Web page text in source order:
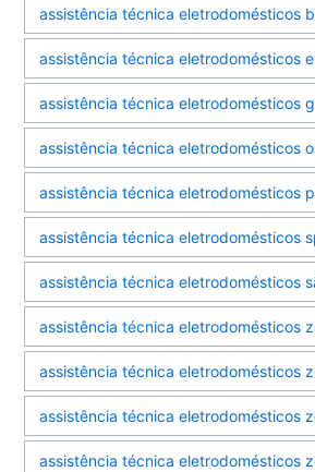
assistência técnica eletrodomésticos
assistência técnica eletrodomésticos
assistência técnica eletrodomésticos
assistência técnica eletrodomésticos
assistência técnica eletrodomésticos
assistência técnica eletrodomésticos
assistência técnica eletrodomésticos
assistência técnica eletrodomésticos
assistência técnica eletrodomésticos
assistência técnica eletrodomésticos
assistência técnica eletrodomésticos